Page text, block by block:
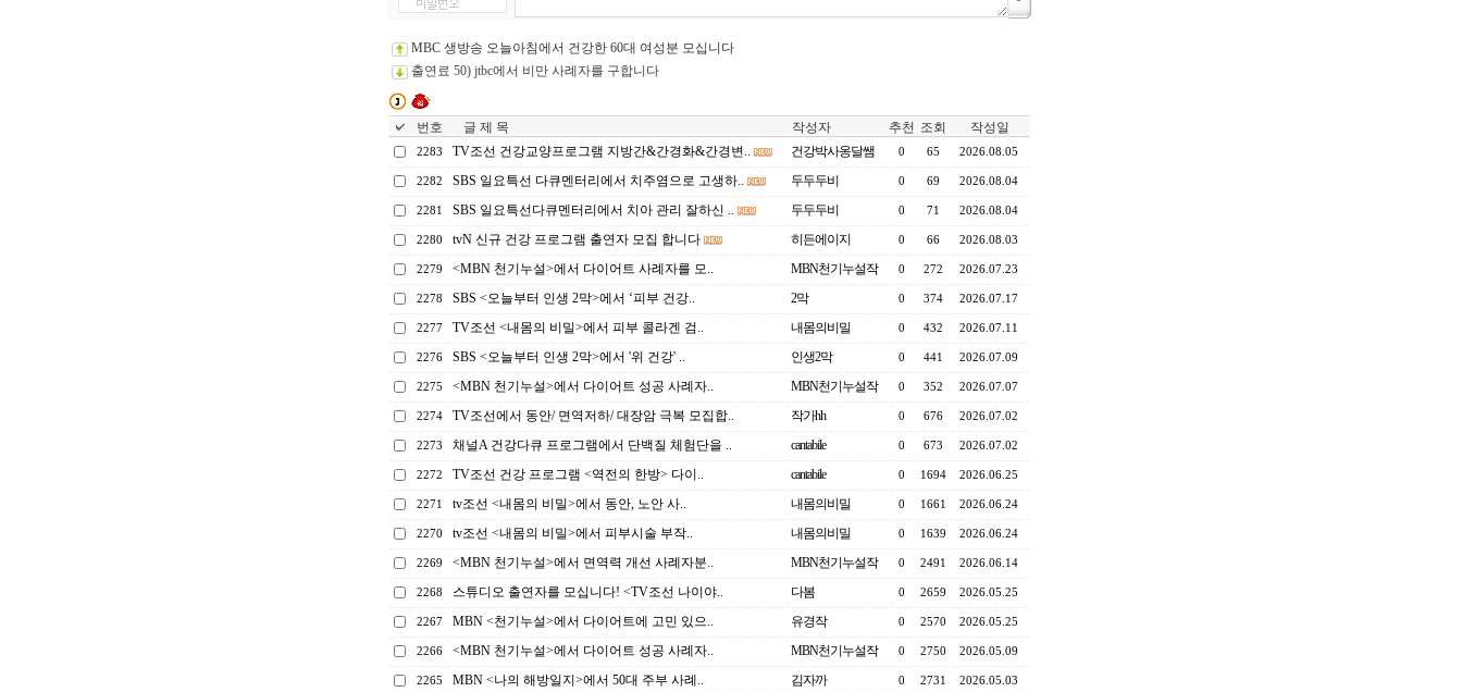
MBC 생방송 오늘아침에서 건강한 60대 여성분 모십니다
출연료 50) jtbc에서 비만 사례자를 구합니다
번호 글 제 목 작성자 추천 조회 작성일
2283 TV조선 건강교양프로그램 지방간&간경화&간경변.. 건강박사옹달쌤 0 65 2026.08.05
2282 SBS 일요특선 다큐멘터리에서 치주염으로 고생하.. 두두두비 0 69 2026.08.04
2281 SBS 일요특선다큐멘터리에서 치아 관리 잘하신 .. 두두두비 0 71 2026.08.04
2280 tvN 신규 건강 프로그램 출연자 모집 합니다 히든에이지 0 66 2026.08.03
2279 <MBN 천기누설>에서 다이어트 사례자를 모.. MBN천기누설작 0 272 2026.07.23
2278 SBS <오늘부터 인생 2막>에서 ‘피부 건강.. 2막 0 374 2026.07.17
2277 TV조선 <내몸의 비밀>에서 피부 콜라겐 검.. 내몸의비밀 0 432 2026.07.11
2276 SBS <오늘부터 인생 2막>에서 '위 건강' .. 인생2막 0 441 2026.07.09
2275 <MBN 천기누설>에서 다이어트 성공 사례자.. MBN천기누설작 0 352 2026.07.07
2274 TV조선에서 동안/ 면역저하/ 대장암 극복 모집합.. 작가hh 0 676 2026.07.02
2273 채널A 건강다큐 프로그램에서 단백질 체험단을 .. cantabile 0 673 2026.07.02
2272 TV조선 건강 프로그램 <역전의 한방> 다이.. cantabile 0 1694 2026.06.25
2271 tv조선 <내몸의 비밀>에서 동안, 노안 사.. 내몸의비밀 0 1661 2026.06.24
2270 tv조선 <내몸의 비밀>에서 피부시술 부작.. 내몸의비밀 0 1639 2026.06.24
2269 <MBN 천기누설>에서 면역력 개선 사례자분.. MBN천기누설작 0 2491 2026.06.14
2268 스튜디오 출연자를 모십니다! <TV조선 나이야.. 다봄 0 2659 2026.05.25
2267 MBN <천기누설>에서 다이어트에 고민 있으.. 유경작 0 2570 2026.05.25
2266 <MBN 천기누설>에서 다이어트 성공 사례자.. MBN천기누설작 0 2750 2026.05.09
2265 MBN <나의 해방일지>에서 50대 주부 사례.. 김자까 0 2731 2026.05.03